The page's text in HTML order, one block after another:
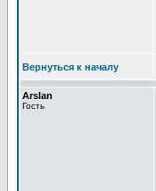
Вернуться к началу
Arslan
Гость